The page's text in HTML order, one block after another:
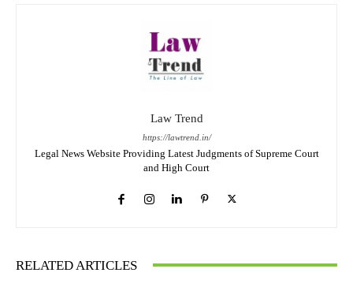
Law Trend
https://lawtrend.in/
Legal News Website Providing Latest Judgments of Supreme Court
and High Court
RELATED ARTICLES